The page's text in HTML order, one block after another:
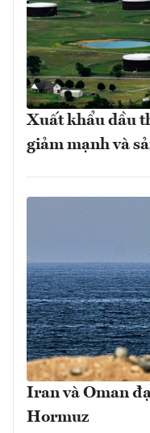
Xuất khẩu dầu
giảm mạnh và
Iran và Oman
Hormuz